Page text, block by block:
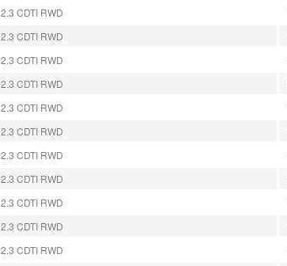
2.3 CDTI RWD
2.3 CDTI RWD
2.3 CDTI RWD
2.3 CDTI RWD
2.3 CDTI RWD
2.3 CDTI RWD
2.3 CDTI RWD
2.3 CDTI RWD
2.3 CDTI RWD
2.3 CDTI RWD
2.3 CDTI RWD